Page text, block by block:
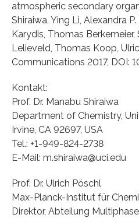
atmospheric secondary
Shiraiwa, Ying Li, Alexandra
Karydis, Thomas Berkemeier,
Lelieveld, Thomas Koop,
Communications 2017, DOI:
Kontakt:
Prof. Dr. Manabu Shiraiwa
Department of Chemistry,
Irvine, CA 92697, USA
Tel.: +1-949-824-2738
E-Mail: m.shiraiwa@uci.edu
Prof. Dr. Ulrich Pöschl
Max-Planck-Institut für
Direktor, Abteilung